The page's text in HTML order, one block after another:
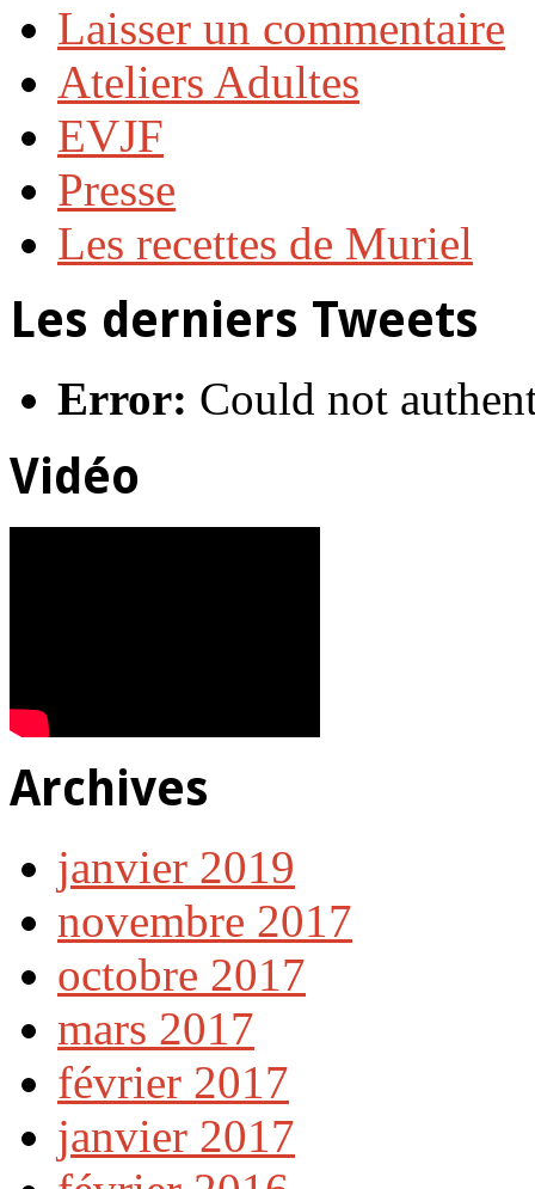
Laisser un commentaire
Ateliers Adultes
EVJF
Presse
Les recettes de Muriel
Les derniers Tweets
Error: Could not
Vidéo
Archives
janvier 2019
novembre 2017
octobre 2017
mars 2017
février 2017
janvier 2017